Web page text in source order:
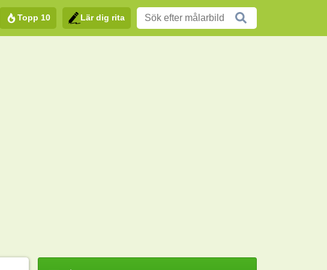
Topp 10 Lär dig rita